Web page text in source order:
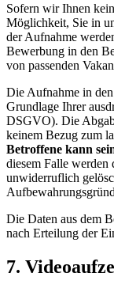
Sofern wir Ihnen
Möglichkeit, Sie in
der Aufnahme
Bewerbung in den
von passenden
Die Aufnahme in
Grundlage Ihrer
DSGVO). Die
keinem Bezug zum
Betroffene kann
diesem Falle werden
unwiderruflich
Die Daten aus dem
nach Erteilung der
7.